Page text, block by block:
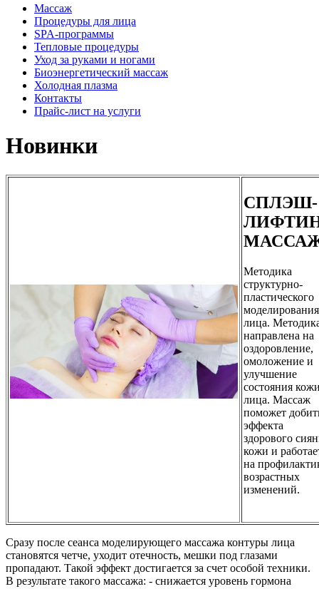
Массаж
Процедуры для лица
SPA-программы
Тепловые процедуры
Уход за руками и ногами
Биоэнергетический массаж
Холодная плазма
Контакты
Прайс-лист на услуги
Новинки
СПЛЭШ-
Методика
структурно-
пластического
моделирования
лица.
направлена на
оздоровление,
омоложение и
улучшение
состояния
лица. Массаж
поможет
эффекта
здорового
кожи и
на
возрастных
изменений.
Сразу после сеанса моделирующего массажа контуры лица
становятся четче, уходит отечность, мешки под глазами
пропадают. Такой эффект достигается за счет особой техники.
В результате такого массажа: - снижается уровень гормона